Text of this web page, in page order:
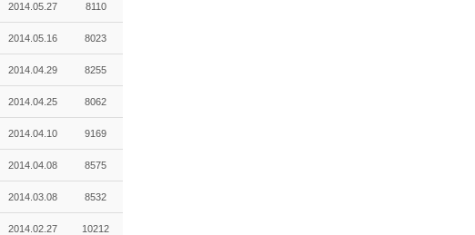
2014.05.27 8110
2014.05.16 8023
2014.04.29 8255
2014.04.25 8062
2014.04.10 9169
2014.04.08 8575
2014.03.08 8532
2014.02.27 10212